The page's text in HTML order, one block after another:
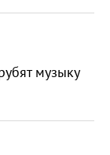
музыку